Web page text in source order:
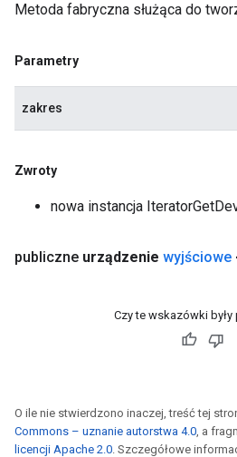
Metoda fabryczna służąca do
Parametry
zakres
Zwroty
nowa instancja
publiczne urządzenie wyjściowe
Czy te wskazówki były
O ile nie stwierdzono inaczej, treść tej
Commons – uznanie autorstwa 4.0, a
licencji Apache 2.0. Szczegółowe